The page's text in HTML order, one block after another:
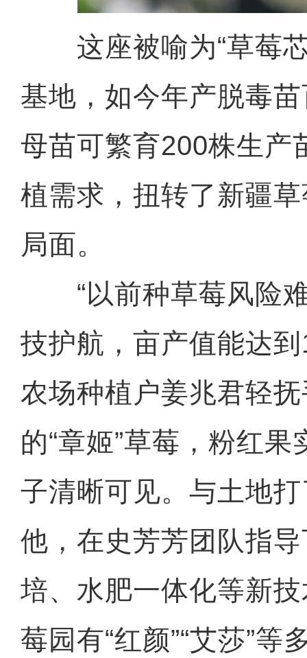
这座被喻为“草莓芯
基地，如今年产脱毒
母苗可繁育200株生产
植需求，扭转了新疆
局面。
“以前种草莓风险难
技护航，亩产值能达
农场种植户姜兆君轻
的“章姬”草莓，粉红
子清晰可见。与土地
他，在史芳芳团队指
培、水肥一体化等新
莓园有“红颜”“艾莎”等